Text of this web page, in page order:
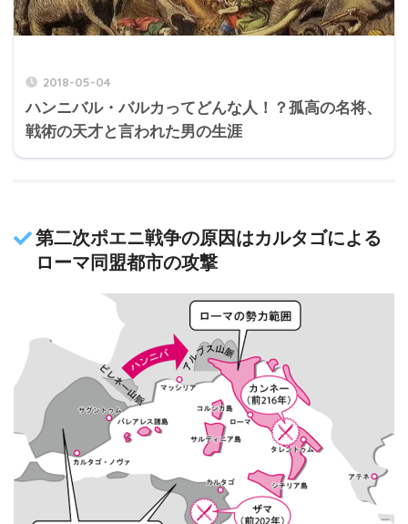
2018-05-04
ハンニバル・バルカってどんな人！？孤高の名将、
戦術の天才と言われた男の生涯
第二次ポエニ戦争の原因はカルタゴによる
ローマ同盟都市の攻撃